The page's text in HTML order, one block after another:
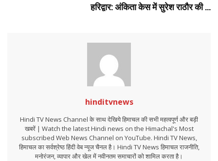
हरिद्वार: अंकिता केस में सुरेश राठौर की ...
hinditvnews
Hindi TV News Channel के साथ देखिये हिमाचल की सभी महत्वपूर्ण और बड़ी
खबरें | Watch the latest Hindi news on the Himachal's Most
subscribed Web News Channel on YouTube. Hindi TV News,
हिमाचल का सर्वश्रेष्ठ हिंदी वेब न्यूज चैनल है। Hindi TV News हिमाचल राजनीति,
मनोरंजन, व्यापार और खेल में नवीनतम समाचारों को शामिल करता है।